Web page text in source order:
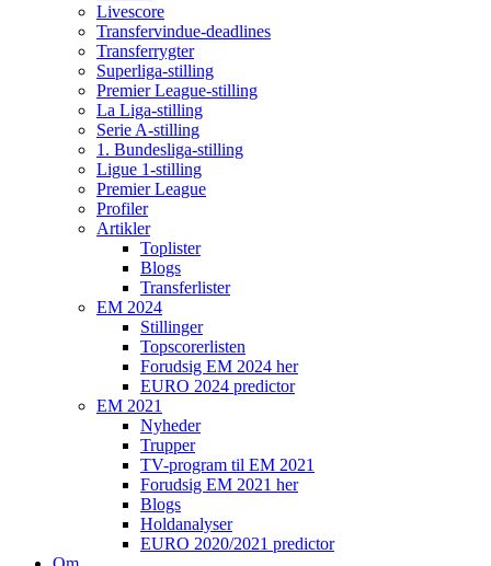
Livescore
Transfervindue-deadlines
Transferrygter
Superliga-stilling
Premier League-stilling
La Liga-stilling
Serie A-stilling
1. Bundesliga-stilling
Ligue 1-stilling
Premier League
Profiler
Artikler
Toplister
Blogs
Transferlister
EM 2024
Stillinger
Topscorerlisten
Forudsig EM 2024 her
EURO 2024 predictor
EM 2021
Nyheder
Trupper
TV-program til EM 2021
Forudsig EM 2021 her
Blogs
Holdanalyser
EURO 2020/2021 predictor